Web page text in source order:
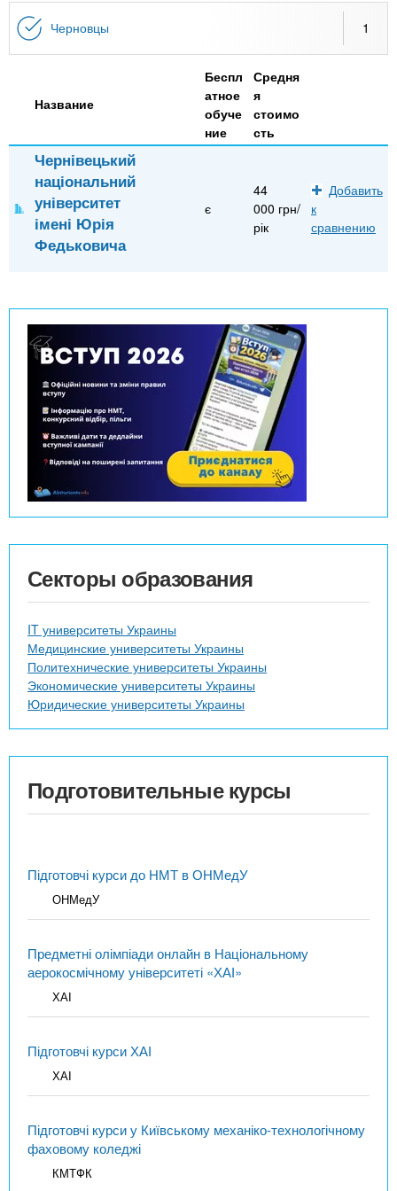
n
t
s
.
i
n
f
o
а
и
Онлайн курсы
За рубежом
Черновцы 1
Название
Беспл
атное
обуче
ние
Средня
я
стоимо
сть
Чернівецький
національний
університет
імені Юрія
Федьковича
є
44
000 грн/
рік
Добавить
к
сравнению
Секторы образования
IT университеты Украины
Медицинские университеты Украины
Политехнические университеты Украины
Экономические университеты Украины
Юридические университеты Украины
Подготовительные курсы
Підготовчі курси до НМТ в ОНМедУ
ОНМедУ
Предметні олімпіади онлайн в Національному
аерокосмічному університеті «ХАІ»
ХАІ
Підготовчі курси ХАІ
ХАІ
Підготовчі курси у Київському механіко-технологічному
фаховому коледжі
КМТФК